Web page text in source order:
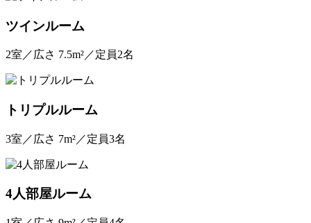
ツインルーム
2室／広さ 7.5m²／定員2名
トリプルルーム
3室／広さ 7m²／定員3名
4人部屋ルーム